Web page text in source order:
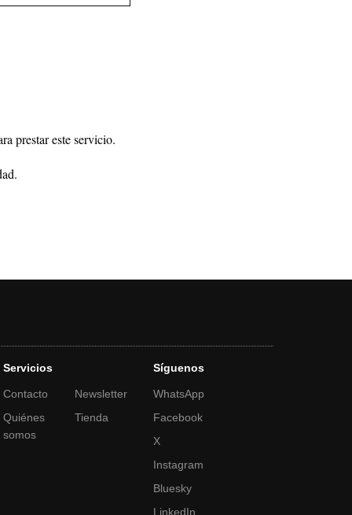
prestar este servicio.
.
Servicios
Contacto
Quiénes
somos
Newsletter
Tienda
Síguenos
WhatsApp
Facebook
X
Instagram
Bluesky
LinkedIn